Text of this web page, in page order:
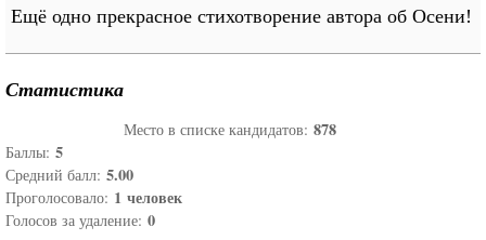
Ещё одно прекрасное стихотворение автора об Осени!
Статистика
Место в списке кандидатов: 878
Баллы: 5
Средний балл: 5.00
Проголосовало: 1 человек
Голосов за удаление: 0